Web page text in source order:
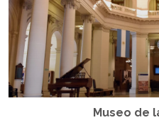
Museo de